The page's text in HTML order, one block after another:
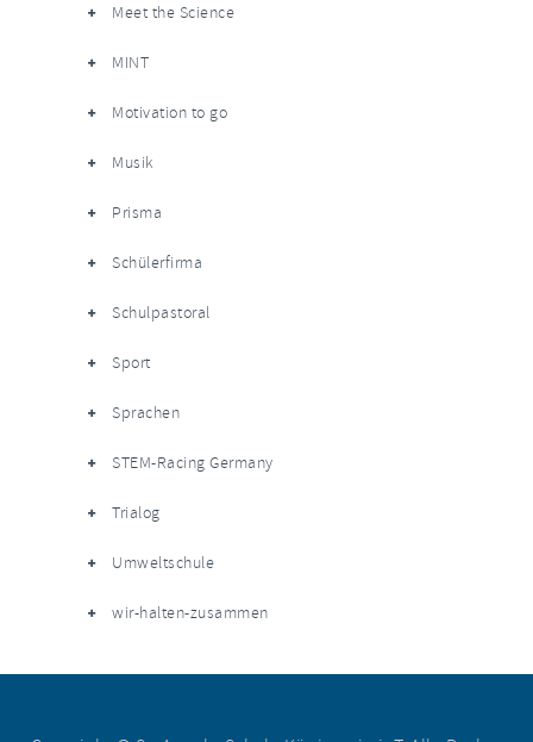
Meet the Science
MINT
Motivation to go
Musik
Prisma
Schülerfirma
Schulpastoral
Sport
Sprachen
STEM-Racing Germany
Trialog
Umweltschule
wir-halten-zusammen